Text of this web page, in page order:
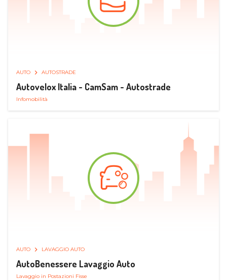
AUTO AUTOSTRADE
Autovelox Italia - CamSam - Autostrade
Infomobilità
AUTO LAVAGGIO AUTO
AutoBenessere Lavaggio Auto
Lavaggio in Postazioni Fisse